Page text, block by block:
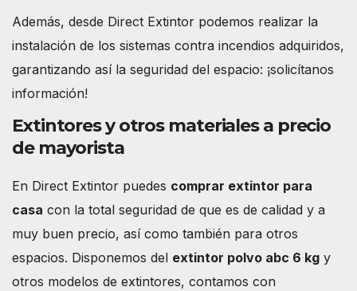
Además, desde Direct Extintor podemos realizar la
instalación de los sistemas contra incendios adquiridos,
garantizando así la seguridad del espacio: ¡solicítanos
información!
Extintores y otros materiales a precio
de mayorista
En Direct Extintor puedes comprar extintor para
casa con la total seguridad de que es de calidad y a
muy buen precio, así como también para otros
espacios. Disponemos del extintor polvo abc 6 kg y
otros modelos de extintores, contamos con